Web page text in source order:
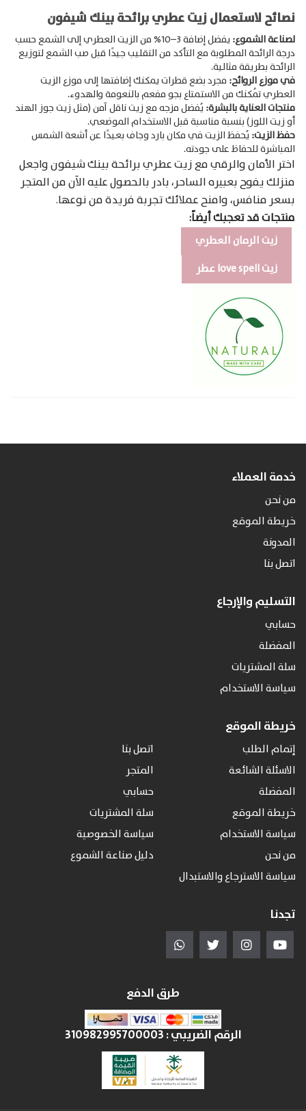
نصائح لاستعمال زيت عطري برائحة بينك شيفون
لصناعة الشموع:
يفضل إضافة 3–10% من الزيت العطري إلى الشمع حسب
درجة الرائحة المطلوبة مع التأكد من التقليب جيدًا قبل صب الشمع لتوزيع
الرائحة بطريقة مثالية.
في موزع الروائح: مجرد بضع قطرات يمكنك إضافتها إلى موزع الزيت
العطري تُمكنك من الاستمتاع بجو مفعم بالنعومة والهدوء.
منتجات العناية بالبشرة: يُفضل مزجه مع زيت ناقل آمن (مثل زيت جوز الهند
أو زيت اللوز) بنسبة مناسبة قبل الاستخدام الموضعي.
حفظ الزيت: يُحفظ الزيت في مكان بارد وجاف بعيدًا عن أشعة الشمس
المباشرة للحفاظ على جودته.
اختر الأمان والرقي مع زيت عطري برائحة بينك شيفون واجعل
منزلك يفوح بعبيره الساحر، بادر بالحصول عليه الآن من المتجر
بسعر منافس، وامنح عملائك تجربة فريدة من نوعها.
منتجات قد تعجبك أيضاً:
زيت الرمان العطري
زيت love spell عطر
خدمة العملاء
من نحن
خريطة الموقع
المدونة
اتصل بنا
التسليم والإرجاع
حسابي
المفضلة
سلة المشتريات
سياسة الاستخدام
خريطة الموقع
إتمام الطلب
اتصل بنا
الاسئلة الشائعة
المتجر
المفضلة
حسابي
خريطة الموقع
سلة المشتريات
سياسة الاستخدام
سياسة الخصوصية
من نحن
دليل صناعة الشموع
سياسة الاسترجاع والاستبدال
تجدنا
طرق الدفع
الرقم الضريبي :310982995700003